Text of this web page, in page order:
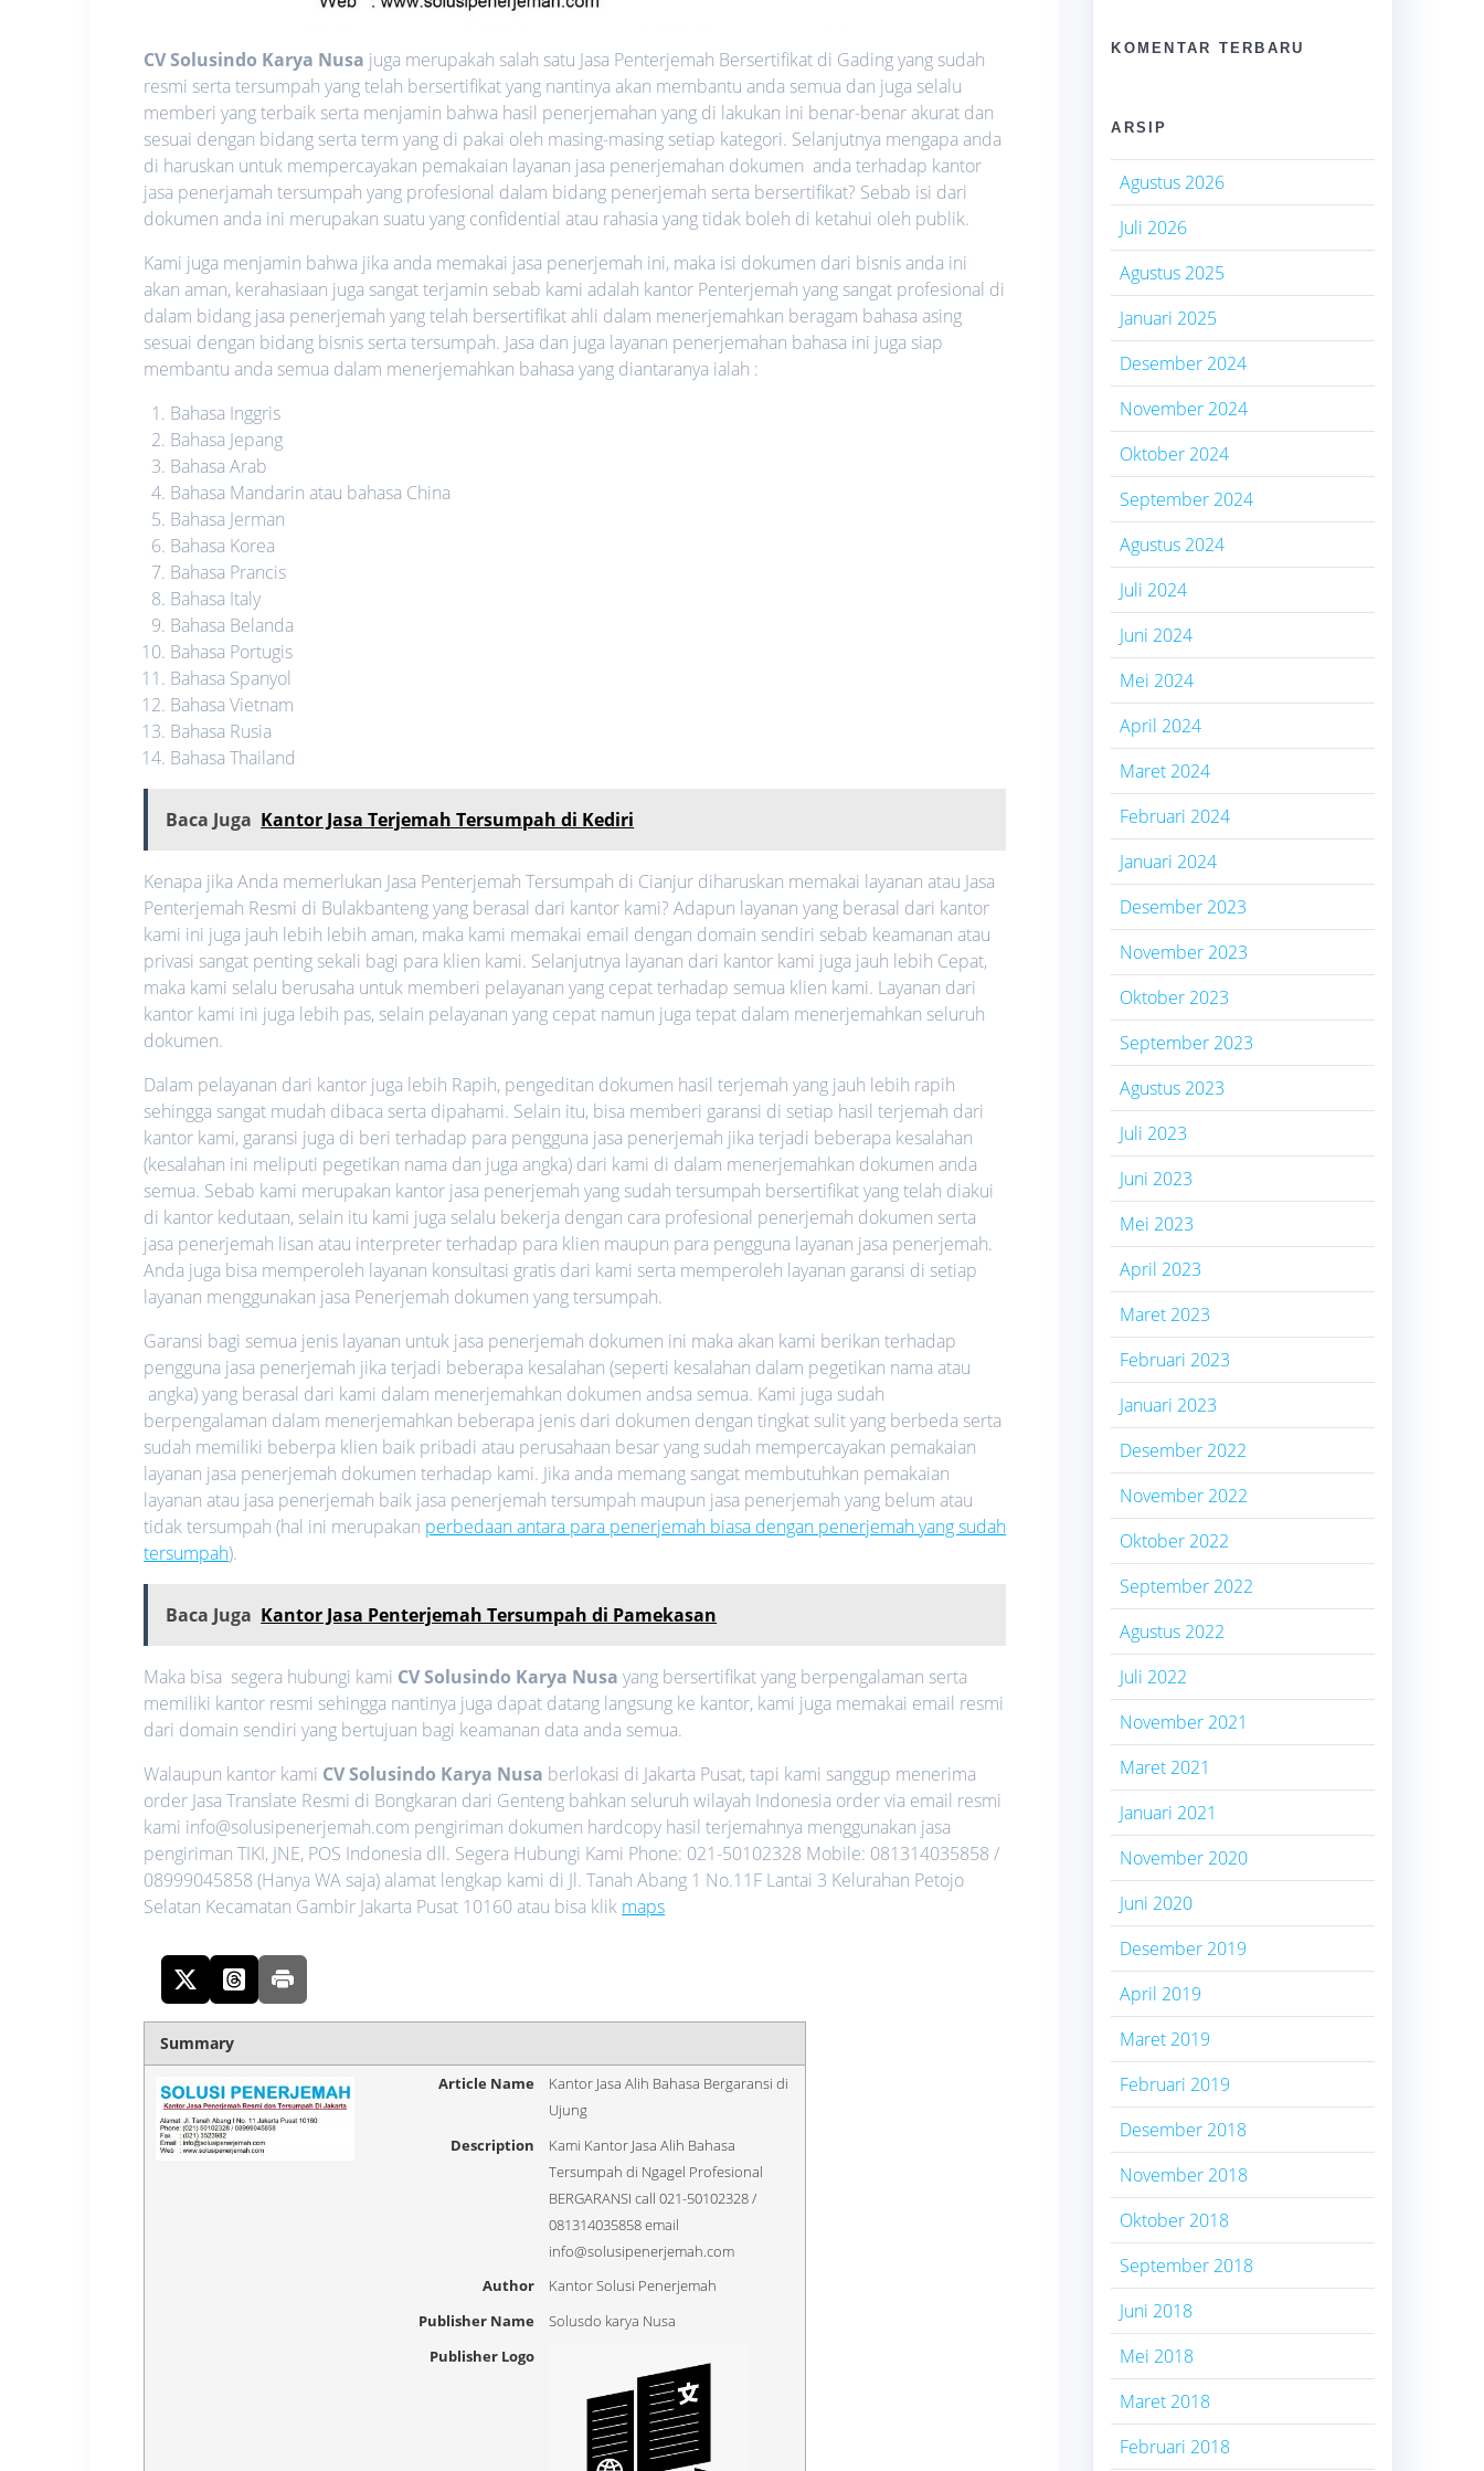
CV Solusindo Karya Nusa juga merupakah salah satu Jasa Penterjemah Bersertifikat di Gading yang sudah
resmi serta tersumpah yang telah bersertifikat yang nantinya akan membantu anda semua dan juga selalu
memberi yang terbaik serta menjamin bahwa hasil penerjemahan yang di lakukan ini benar-benar akurat dan
sesuai dengan bidang serta term yang di pakai oleh masing-masing setiap kategori. Selanjutnya mengapa anda
di haruskan untuk mempercayakan pemakaian layanan jasa penerjemahan dokumen anda terhadap kantor
jasa penerjamah tersumpah yang profesional dalam bidang penerjemah serta bersertifikat? Sebab isi dari
dokumen anda ini merupakan suatu yang confidential atau rahasia yang tidak boleh di ketahui oleh publik.
Kami juga menjamin bahwa jika anda memakai jasa penerjemah ini, maka isi dokumen dari bisnis anda ini
akan aman, kerahasiaan juga sangat terjamin sebab kami adalah kantor Penterjemah yang sangat profesional di
dalam bidang jasa penerjemah yang telah bersertifikat ahli dalam menerjemahkan beragam bahasa asing
sesuai dengan bidang bisnis serta tersumpah. Jasa dan juga layanan penerjemahan bahasa ini juga siap
membantu anda semua dalam menerjemahkan bahasa yang diantaranya ialah :
Bahasa Inggris
Bahasa Jepang
Bahasa Arab
Bahasa Mandarin atau bahasa China
Bahasa Jerman
Bahasa Korea
Bahasa Prancis
Bahasa Italy
Bahasa Belanda
Bahasa Portugis
Bahasa Spanyol
Bahasa Vietnam
Bahasa Rusia
Bahasa Thailand
Baca Juga Kantor Jasa Terjemah Tersumpah di Kediri
Kenapa jika Anda memerlukan Jasa Penterjemah Tersumpah di Cianjur diharuskan memakai layanan atau Jasa
Penterjemah Resmi di Bulakbanteng yang berasal dari kantor kami? Adapun layanan yang berasal dari kantor
kami ini juga jauh lebih lebih aman, maka kami memakai email dengan domain sendiri sebab keamanan atau
privasi sangat penting sekali bagi para klien kami. Selanjutnya layanan dari kantor kami juga jauh lebih Cepat,
maka kami selalu berusaha untuk memberi pelayanan yang cepat terhadap semua klien kami. Layanan dari
kantor kami ini juga lebih pas, selain pelayanan yang cepat namun juga tepat dalam menerjemahkan seluruh
dokumen.
Dalam pelayanan dari kantor juga lebih Rapih, pengeditan dokumen hasil terjemah yang jauh lebih rapih
sehingga sangat mudah dibaca serta dipahami. Selain itu, bisa memberi garansi di setiap hasil terjemah dari
kantor kami, garansi juga di beri terhadap para pengguna jasa penerjemah jika terjadi beberapa kesalahan
(kesalahan ini meliputi pegetikan nama dan juga angka) dari kami di dalam menerjemahkan dokumen anda
semua. Sebab kami merupakan kantor jasa penerjemah yang sudah tersumpah bersertifikat yang telah diakui
di kantor kedutaan, selain itu kami juga selalu bekerja dengan cara profesional penerjemah dokumen serta
jasa penerjemah lisan atau interpreter terhadap para klien maupun para pengguna layanan jasa penerjemah.
Anda juga bisa memperoleh layanan konsultasi gratis dari kami serta memperoleh layanan garansi di setiap
layanan menggunakan jasa Penerjemah dokumen yang tersumpah.
Garansi bagi semua jenis layanan untuk jasa penerjemah dokumen ini maka akan kami berikan terhadap
pengguna jasa penerjemah jika terjadi beberapa kesalahan (seperti kesalahan dalam pegetikan nama atau
angka) yang berasal dari kami dalam menerjemahkan dokumen andsa semua. Kami juga sudah
berpengalaman dalam menerjemahkan beberapa jenis dari dokumen dengan tingkat sulit yang berbeda serta
sudah memiliki beberpa klien baik pribadi atau perusahaan besar yang sudah mempercayakan pemakaian
layanan jasa penerjemah dokumen terhadap kami. Jika anda memang sangat membutuhkan pemakaian
layanan atau jasa penerjemah baik jasa penerjemah tersumpah maupun jasa penerjemah yang belum atau
tidak tersumpah (hal ini merupakan perbedaan antara para penerjemah biasa dengan penerjemah yang sudah
tersumpah).
Baca Juga Kantor Jasa Penterjemah Tersumpah di Pamekasan
Maka bisa segera hubungi kami CV Solusindo Karya Nusa yang bersertifikat yang berpengalaman serta
memiliki kantor resmi sehingga nantinya juga dapat datang langsung ke kantor, kami juga memakai email resmi
dari domain sendiri yang bertujuan bagi keamanan data anda semua.
Walaupun kantor kami CV Solusindo Karya Nusa berlokasi di Jakarta Pusat, tapi kami sanggup menerima
order Jasa Translate Resmi di Bongkaran dari Genteng bahkan seluruh wilayah Indonesia order via email resmi
kami info@solusipenerjemah.com pengiriman dokumen hardcopy hasil terjemahnya menggunakan jasa
pengiriman TIKI, JNE, POS Indonesia dll. Segera Hubungi Kami Phone: 021-50102328 Mobile: 081314035858 /
08999045858 (Hanya WA saja) alamat lengkap kami di Jl. Tanah Abang 1 No.11F Lantai 3 Kelurahan Petojo
Selatan Kecamatan Gambir Jakarta Pusat 10160 atau bisa klik maps
Summary
Article Name
Kantor Jasa Alih Bahasa Bergaransi di
Ujung
Description
Kami Kantor Jasa Alih Bahasa
Tersumpah di Ngagel Profesional
BERGARANSI call 021-50102328 /
081314035858 email
info@solusipenerjemah.com
Author
Kantor Solusi Penerjemah
Publisher Name
Solusdo karya Nusa
Publisher Logo
KOMENTAR TERBARU
ARSIP
Agustus 2026
Juli 2026
Agustus 2025
Januari 2025
Desember 2024
November 2024
Oktober 2024
September 2024
Agustus 2024
Juli 2024
Juni 2024
Mei 2024
April 2024
Maret 2024
Februari 2024
Januari 2024
Desember 2023
November 2023
Oktober 2023
September 2023
Agustus 2023
Juli 2023
Juni 2023
Mei 2023
April 2023
Maret 2023
Februari 2023
Januari 2023
Desember 2022
November 2022
Oktober 2022
September 2022
Agustus 2022
Juli 2022
November 2021
Maret 2021
Januari 2021
November 2020
Juni 2020
Desember 2019
April 2019
Maret 2019
Februari 2019
Desember 2018
November 2018
Oktober 2018
September 2018
Juni 2018
Mei 2018
Maret 2018
Februari 2018